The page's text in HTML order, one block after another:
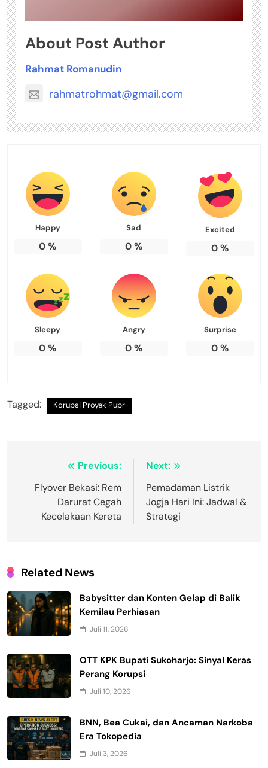
About Post Author
Rahmat Romanudin
rahmatrohmat@gmail.com
Happy
0%
Sad
0%
Excited
0%
Sleepy
0%
Angry
0%
Surprise
0%
Tagged: Korupsi Proyek Pupr
Navigasi
pos
Previous:
Flyover Bekasi: Rem
Darurat Cegah
Kecelakaan Kereta
Next:
Pemadaman Listrik
Jogja Hari Ini: Jadwal &
Strategi
Related News
Babysitter dan Konten Gelap di Balik
Kemilau Perhiasan
Juli 11, 2026
OTT KPK Bupati Sukoharjo: Sinyal Keras
Perang Korupsi
Juli 10, 2026
BNN, Bea Cukai, dan Ancaman Narkoba
Era Tokopedia
Juli 3, 2026